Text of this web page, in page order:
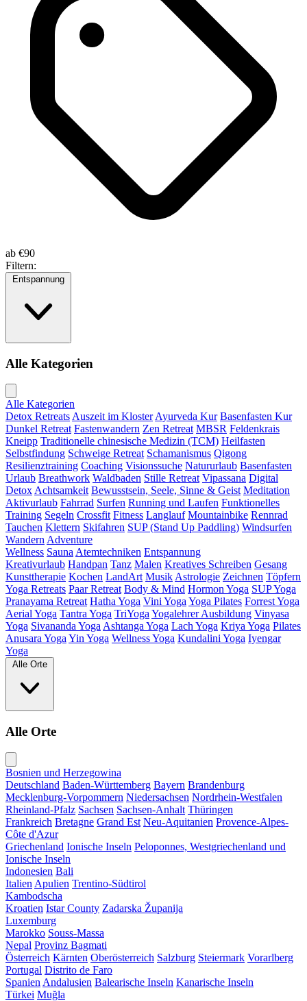
ab €90
Filtern:
Entspannung
Alle Kategorien
Alle Kategorien
Detox Retreats Auszeit im Kloster Ayurveda Kur Basenfasten Kur
Dunkel Retreat Fastenwandern Zen Retreat MBSR Feldenkrais
Kneipp Traditionelle chinesische Medizin (TCM) Heilfasten
Selbstfindung Schweige Retreat Schamanismus Qigong
Resilienztraining Coaching Visionssuche Natururlaub Basenfasten
Urlaub Breathwork Waldbaden Stille Retreat Vipassana Digital
Detox Achtsamkeit Bewusstsein, Seele, Sinne & Geist Meditation
Aktivurlaub Fahrrad Surfen Running und Laufen Funktionelles
Training Segeln Crossfit Fitness Langlauf Mountainbike Rennrad
Tauchen Klettern Skifahren SUP (Stand Up Paddling) Windsurfen
Wandern Adventure
Wellness Sauna Atemtechniken Entspannung
Kreativurlaub Handpan Tanz Malen Kreatives Schreiben Gesang
Kunsttherapie Kochen LandArt Musik Astrologie Zeichnen Töpfern
Yoga Retreats Paar Retreat Body & Mind Hormon Yoga SUP Yoga
Pranayama Retreat Hatha Yoga Vini Yoga Yoga Pilates Forrest Yoga
Aerial Yoga Tantra Yoga TriYoga Yogalehrer Ausbildung Vinyasa
Yoga Sivananda Yoga Ashtanga Yoga Lach Yoga Kriya Yoga Pilates
Anusara Yoga Yin Yoga Wellness Yoga Kundalini Yoga Iyengar
Yoga
Alle Orte
Alle Orte
Bosnien und Herzegowina
Deutschland Baden-Württemberg Bayern Brandenburg
Mecklenburg-Vorpommern Niedersachsen Nordrhein-Westfalen
Rheinland-Pfalz Sachsen Sachsen-Anhalt Thüringen
Frankreich Bretagne Grand Est Neu-Aquitanien Provence-Alpes-
Côte d'Azur
Griechenland Ionische Inseln Peloponnes, Westgriechenland und
Ionische Inseln
Indonesien Bali
Italien Apulien Trentino-Südtirol
Kambodscha
Kroatien Istar County Zadarska Županija
Luxemburg
Marokko Souss-Massa
Nepal Provinz Bagmati
Österreich Kärnten Oberösterreich Salzburg Steiermark Vorarlberg
Portugal Distrito de Faro
Spanien Andalusien Balearische Inseln Kanarische Inseln
Türkei Muğla